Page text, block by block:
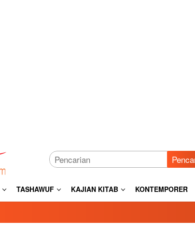
TASHAWUF KAJIAN KITAB KONTEMPORER